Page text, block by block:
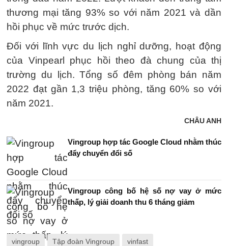
thương mại tăng 93% so với năm 2021 và dần
hồi phục về mức trước dịch.
Đối với lĩnh vực du lịch nghỉ dưỡng, hoạt động
của Vinpearl phục hồi theo đà chung của thị
trường du lịch. Tổng số đêm phòng bán năm
2022 đạt gần 1,3 triệu phòng, tăng 60% so với
năm 2021.
CHÂU ANH
Vingroup hợp tác Google Cloud nhằm thúc
đẩy chuyển đổi số
Vingroup công bố hệ số nợ vay ở mức
thấp, lý giải doanh thu 6 tháng giảm
vingroup Tập đoàn Vingroup vinfast